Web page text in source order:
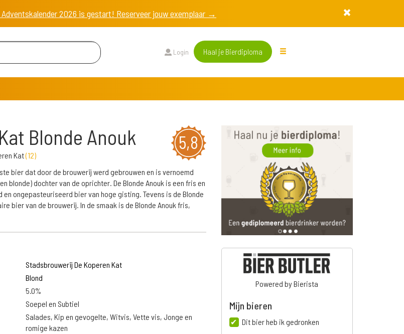
Adventskalender 2026 is gestart! Reserveer jouw exemplaar →
Login Haal je Bierdiploma
5,8
Blonde Anouk
Kat(12)
bier dat door de brouwerij werd gebrouwen en is vernoemd
blonde) dochter van de oprichter. De Blonde Anouk is een fris en
ongepasteuriseerd bier van hoge gisting. Tevens is de Blonde
bier van de brouwerij. In de smaak is de Blonde Anouk fris,
Stadsbrouwerij De Koperen Kat
Blond
5.0%
Soepel en Subtiel
Salades, Kip en gevogelte, Witvis, Vette vis, Jonge en
romige kazen
Powered by Bierista
Mijn bieren
Dit bier heb ik gedronken